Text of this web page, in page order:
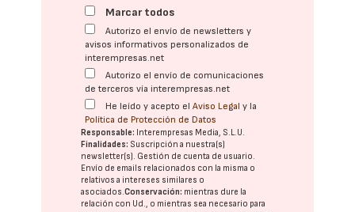
Marcar todos
Autorizo el envío de newsletters y
avisos informativos personalizados de
interempresas.net
Autorizo el envío de comunicaciones
de terceros vía interempresas.net
He leído y acepto elAviso Legal y la
Política de Protección de Datos
Responsable: Interempresas Media, S.L.U.
Finalidades: Suscripción a nuestra(s)
newsletter(s). Gestión de cuenta de usuario.
Envío de emails relacionados con la misma o
relativos a intereses similares o
asociados.Conservación: mientras dure la
relación con Ud., o mientras sea necesario para